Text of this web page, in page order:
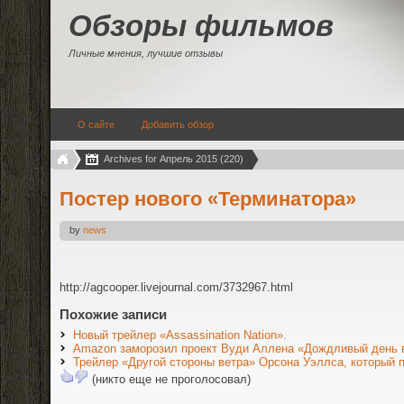
Обзоры фильмов
Личные мнения, лучшие отзывы
О сайте Добавить обзор
Archives for Апрель 2015 (220)
Постер нового «Терминатора»
by news
http://agcooper.livejournal.com/3732967.html
Похожие записи
Новый трейлер «Assassination Nation».
Amazon заморозил проект Вуди Аллена «Дождливый день
Трейлер «Другой стороны ветра» Орсона Уэллса, который
(никто еще не проголосовал)